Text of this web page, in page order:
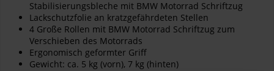
Stabilisierungsbleche mit BMW Motorrad Schriftzug
Lackschutzfolie an kratzgefährdeten Stellen
4 Große Rollen mit BMW Motorrad Schriftzug zum
Verschieben des Motorrads
Ergonomisch geformter Griff
Gewicht: ca. 5 kg (vorn), 7 kg (hinten)